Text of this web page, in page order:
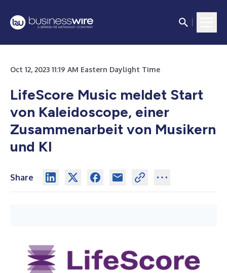
Oct 12, 2023 11:19 AM Eastern Daylight Time
LifeScore Music meldet Start
von Kaleidoscope, einer
Zusammenarbeit von Musikern
und KI
Share